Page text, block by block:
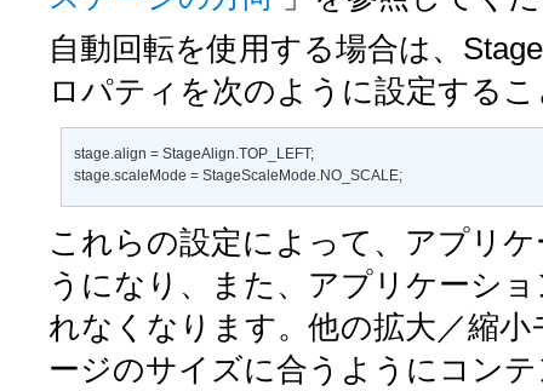
自動回転を使用する場合は、
ロパティを次のように設定する
stage.align = StageAlign.TOP_LEFT;
stage.scaleMode = StageScaleMode.NO_SCALE;
これらの設定によって、アプリ
うになり、また、アプリケーシ
れなくなります。他の拡大／縮
ージのサイズに合うようにコン